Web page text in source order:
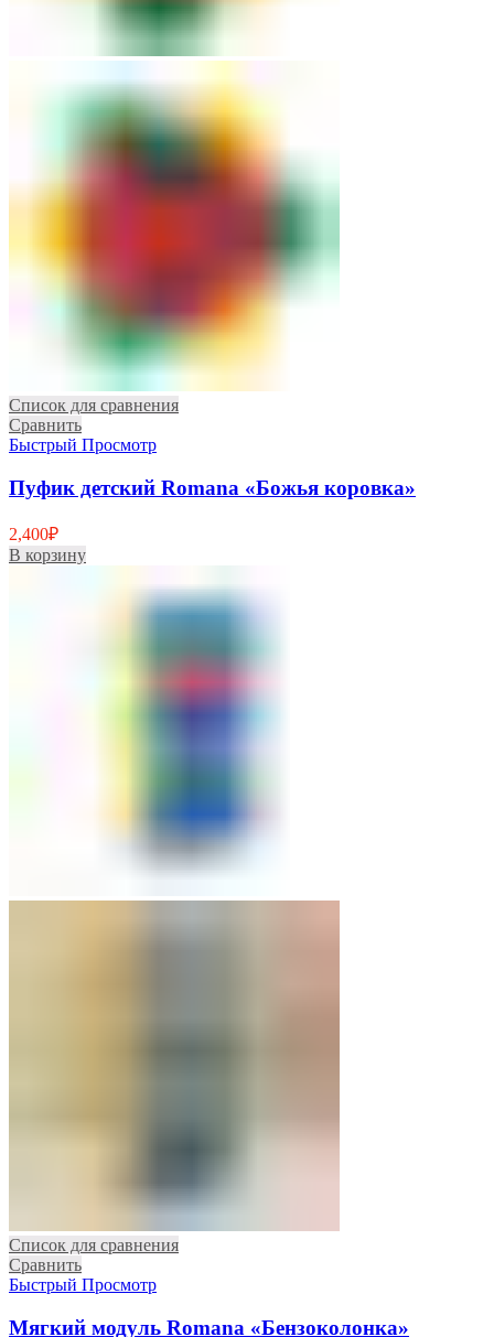
Список для сравнения
Сравнить
Быстрый Просмотр
Пуфик детский Romana «Божья коровка»
2,400₽
В корзину
Список для сравнения
Сравнить
Быстрый Просмотр
Мягкий модуль Romana «Бензоколонка»